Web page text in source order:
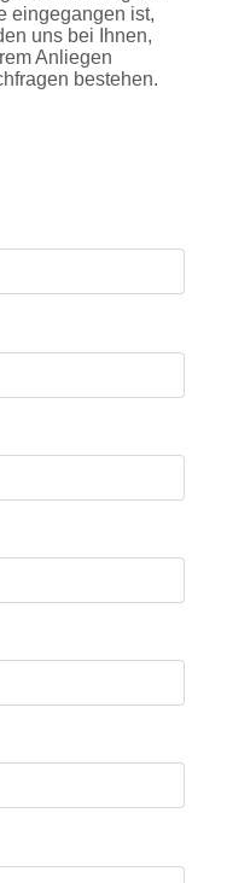
eingegangen ist,
uns bei Ihnen,
Anliegen
bestehen.